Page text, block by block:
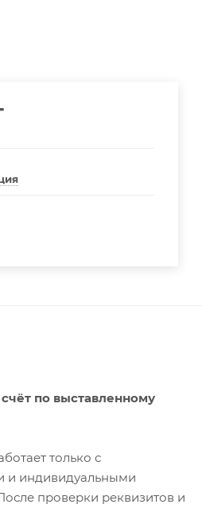
по выставленному
только с
и индивидуальными
проверки реквизитов и